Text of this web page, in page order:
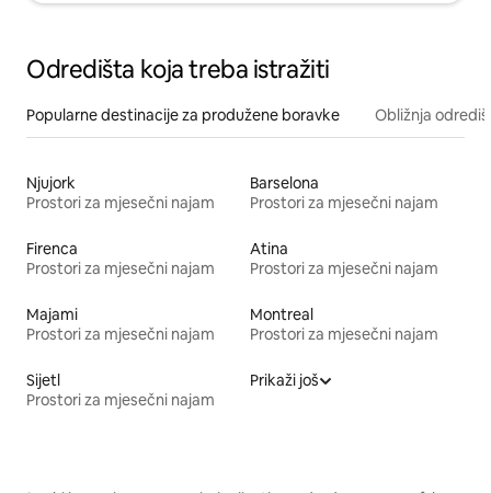
Odredišta koja treba istražiti
Popularne destinacije za produžene boravke Obližnja
Njujork
Prostori za mjesečni najam
Barselona
Prostori za mjesečni najam
Firenca
Prostori za mjesečni najam
Atina
Prostori za mjesečni najam
Majami
Prostori za mjesečni najam
Montreal
Prostori za mjesečni najam
Sijetl
Prostori za mjesečni najam
Prikaži još